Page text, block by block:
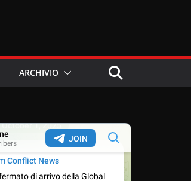
ARCHIVIO